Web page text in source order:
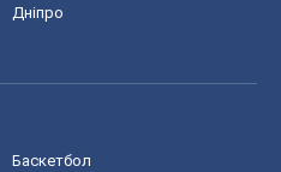
Дніпро
Баскетбол